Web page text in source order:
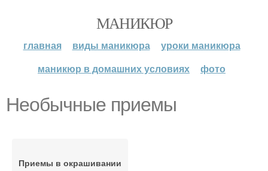
МАНИКЮР
главная виды маникюра
уроки маникюра
маникюр в домашних условиях
фото
Необычные приемы
Приемы в окрашивании